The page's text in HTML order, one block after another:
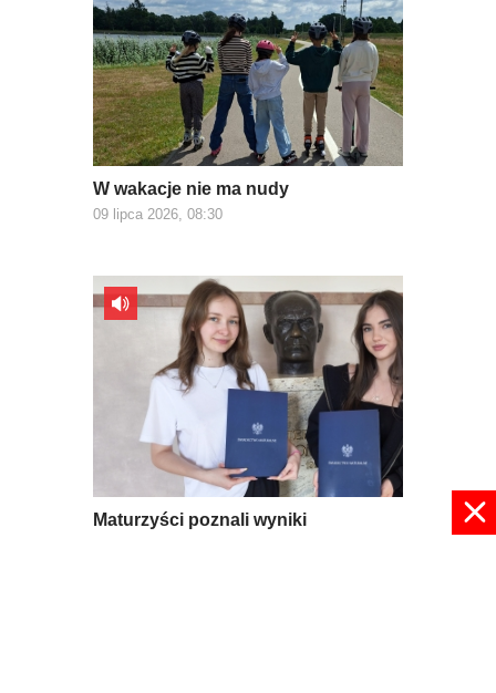
W wakacje nie ma nudy
09 lipca 2026, 08:30
Maturzyści poznali wyniki